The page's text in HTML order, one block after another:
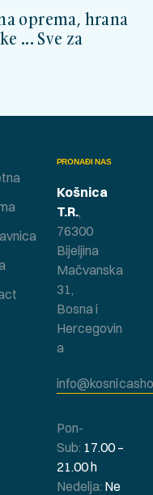
oprema, hrana
... Sve za
PRONAĐI NAS
Košnica
T.R.,
76300
Bijeljina
Mačvanska
31,
Bosna i
Hercegovin
a
Pon-
Sub: 17.00 –
21.00 h
Nedelja: Ne